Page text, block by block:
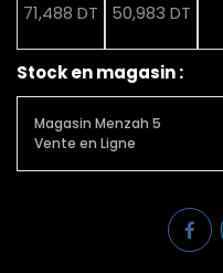
71,488 DT 50,983 DT
Stock en magasin :
Magasin Menzah 5
Vente en Ligne